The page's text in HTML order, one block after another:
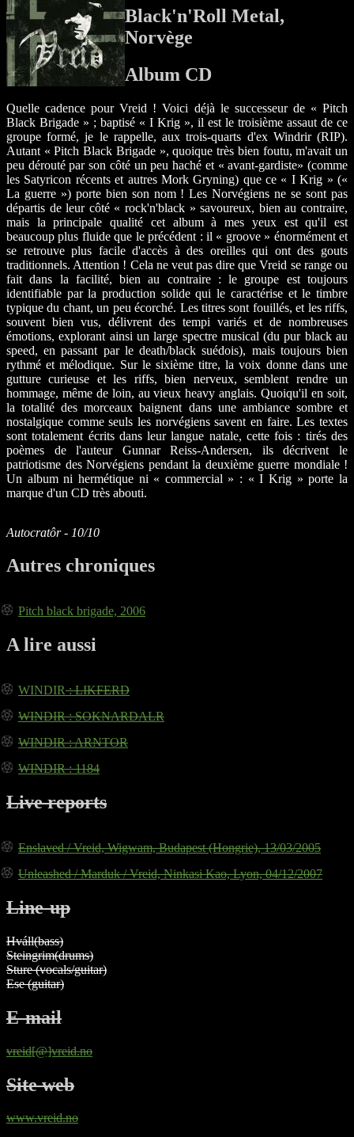
Black'n'Roll Metal,
Norvège
Album CD
Quelle cadence pour Vreid ! Voici déjà le successeur de « Pitch
Black Brigade » ; baptisé « I Krig », il est le troisième assaut de ce
groupe formé, je le rappelle, aux trois-quarts d'ex Windrir (RIP).
Autant « Pitch Black Brigade », quoique très bien foutu, m'avait un
peu dérouté par son côté un peu haché et « avant-gardiste» (comme
les Satyricon récents et autres Mork Gryning) que ce « I Krig » («
La guerre ») porte bien son nom ! Les Norvégiens ne se sont pas
départis de leur côté « rock'n'black » savoureux, bien au contraire,
mais la principale qualité cet album à mes yeux est qu'il est
beaucoup plus fluide que le précédent : il « groove » énormément et
se retrouve plus facile d'accès à des oreilles qui ont des gouts
traditionnels. Attention ! Cela ne veut pas dire que Vreid se range ou
fait dans la facilité, bien au contraire : le groupe est toujours
identifiable par la production solide qui le caractérise et le timbre
typique du chant, un peu écorché. Les titres sont fouillés, et les riffs,
souvent bien vus, délivrent des tempi variés et de nombreuses
émotions, explorant ainsi un large spectre musical (du pur black au
speed, en passant par le death/black suédois), mais toujours bien
rythmé et mélodique. Sur le sixième titre, la voix donne dans une
gutture curieuse et les riffs, bien nerveux, semblent rendre un
hommage, même de loin, au vieux heavy anglais. Quoiqu'il en soit,
la totalité des morceaux baignent dans une ambiance sombre et
nostalgique comme seuls les norvégiens savent en faire. Les textes
sont totalement écrits dans leur langue natale, cette fois : tirés des
poèmes de l'auteur Gunnar Reiss-Andersen, ils décrivent le
patriotisme des Norvégiens pendant la deuxième guerre mondiale !
Un album ni hermétique ni « commercial » : « I Krig » porte la
marque d'un CD très abouti.
Autocratôr - 10/10
Autres chroniques
Pitch black brigade, 2006
A lire aussi
WINDIR: LIKFERD
WINDIR: SOKNARDALR
WINDIR: ARNTOR
WINDIR: 1184
Live reports
Enslaved / Vreid, Wigwam, Budapest (Hongrie), 13/03/2005
Unleashed / Marduk / Vreid, Ninkasi Kao, Lyon, 04/12/2007
Line-up
Hváll(bass)
Steingrim(drums)
Sture (vocals/guitar)
Ese (guitar)
E-mail
vreid[@]vreid.no
Site web
www.vreid.no